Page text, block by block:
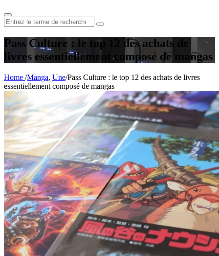
Rechercher
:
Pass Culture : le top 12 des achats de
livres essentiellement composé de mangas
Home /Manga, Une/Pass Culture : le top 12 des achats de livres
essentiellement composé de mangas